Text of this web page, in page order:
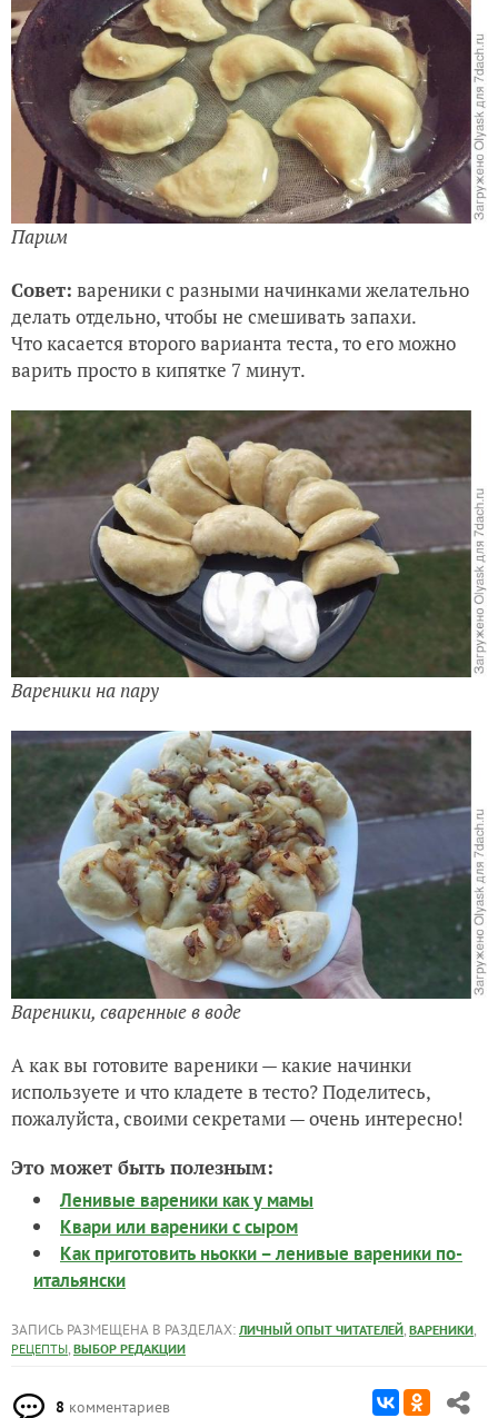
Парим
Совет: вареники с разными начинками желательно
делать отдельно, чтобы не смешивать запахи.
Что касается второго варианта теста, то его можно
варить просто в кипятке 7 минут.
Вареники на пару
Вареники, сваренные в воде
А как вы готовите вареники — какие начинки
используете и что кладете в тесто? Поделитесь,
пожалуйста, своими секретами — очень интересно!
Это может быть полезным:
Ленивые вареники как у мамы
Квари или вареники с сыром
Как приготовить ньокки – ленивые вареники по-
итальянски
ЗАПИСЬ РАЗМЕЩЕНА В РАЗДЕЛАХ: ЛИЧНЫЙ ОПЫТ ЧИТАТЕЛЕЙ, ВАРЕНИКИ,
РЕЦЕПТЫ, ВЫБОР РЕДАКЦИИ
8 комментариев